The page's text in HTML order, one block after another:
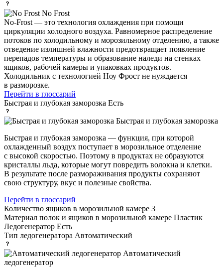
No Frost
No-Frost — это технология охлаждения при помощи
циркуляции холодного воздуха. Равномерное распределение
потоков по холодильному и морозильному отделению, а также
отведение излишней влажности предотвращает появление
перепадов температуры и образование наледи на стенках
ящиков, рабочей камеры и упаковках продуктов.
Холодильник с технологией Ноу Фрост не нуждается
в разморозке.
Перейти в глоссарий
Быстрая и глубокая заморозка Есть
Быстрая и глубокая заморозка
Быстрая и глубокая заморозка — функция, при которой
охлажденный воздух поступает в морозильное отделение
с высокой скоростью. Поэтому в продуктах не образуются
кристаллы льда, которые могут повредить волокна и клетки.
В результате после размораживания продукты сохраняют
свою структуру, вкус и полезные свойства.
Перейти в глоссарий
Количество ящиков в морозильной камере 3
Материал полок и ящиков в морозильной камере Пластик
Ледогенератор Есть
Тип ледогенератора Автоматический
Автоматический
ледогенератор